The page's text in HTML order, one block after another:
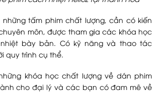
tấm phim chất lượng, cần có kiến
môn, được tham gia các khóa học
bày bản. Có kỹ năng và thao tác
quy trình cụ thể.
khóa học chất lượng về dán phim
cho đại lý và các bạn có đam mê về